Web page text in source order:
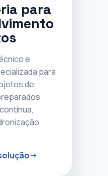
para
e
para
de